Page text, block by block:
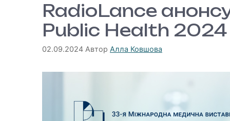
RadioLance
Public Health 2024
02.09.2024 Автор Алла Ковшова